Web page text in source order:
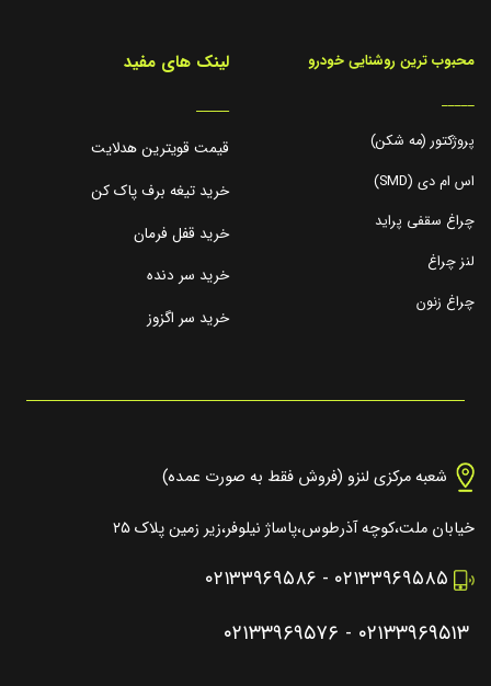
محبوب ترین روشنایی خودرو
_____
پروژکتور (مه شکن)
اس ام دی (SMD)
چراغ سقفی پراید
لنز چراغ
چراغ زنون
لینک های مفید
_____
قیمت قویترین هدلایت
خرید تیغه برف پاک کن
خرید قفل فرمان
خرید سر دنده
خرید سر اگزوز
شعبه مرکزی لنزو (فروش فقط به صورت عمده)
خیابان ملت،کوچه آذرطوس،پاساژ نیلوفر،زیر زمین پلاک ۲۵
۰۲۱۳۳۹۶۹۵۸۵ - ۰۲۱۳۳۹۶۹۵۸۶
۰۲۱۳۳۹۶۹۵۱۳ - ۰۲۱۳۳۹۶۹۵۷۶